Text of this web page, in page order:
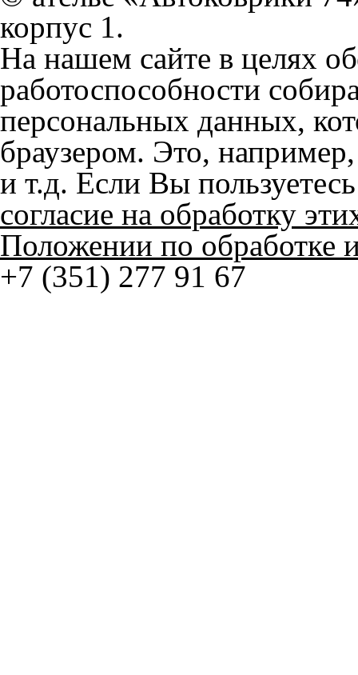
браузером. Это,
и т.д. Если Вы
согласие на обработку
Положении по обработке
+7 (351) 277 91 67